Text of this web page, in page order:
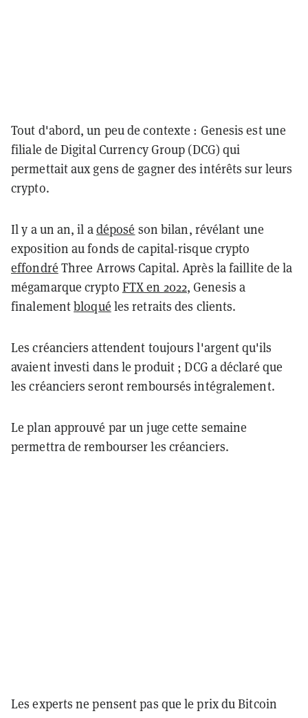
Tout d'abord, un peu de contexte : Genesis est une
filiale de Digital Currency Group (DCG) qui
permettait aux gens de gagner des intérêts sur leurs
crypto.
Il y a un an, il adéposé son bilan, révélant une
exposition au fonds de capital-risque crypto
effondré Three Arrows Capital. Après la faillite de la
mégamarque crypto FTX en 2022, Genesis a
finalementbloqué les retraits des clients.
Les créanciers attendent toujours l'argent qu'ils
avaient investi dans le produit ; DCG a déclaré que
les créanciers seront remboursés intégralement.
Le plan approuvé par un juge cette semaine
permettra de rembourser les créanciers.
Les experts ne pensent pas que le prix du Bitcoin